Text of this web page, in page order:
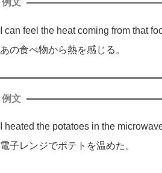
例文
I can feel the heat coming from that
あの食べ物から熱を感じる。
例文
I heated the potatoes in the
電子レンジでポテトを温めた。